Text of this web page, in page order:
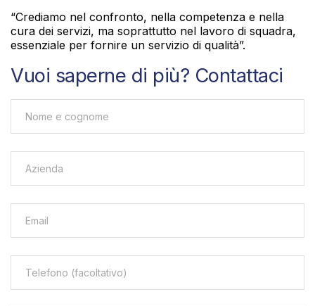
“Crediamo nel confronto, nella competenza e nella
cura dei servizi, ma soprattutto nel lavoro di squadra,
essenziale per fornire un servizio di qualità”.
Vuoi saperne di più? Contattaci